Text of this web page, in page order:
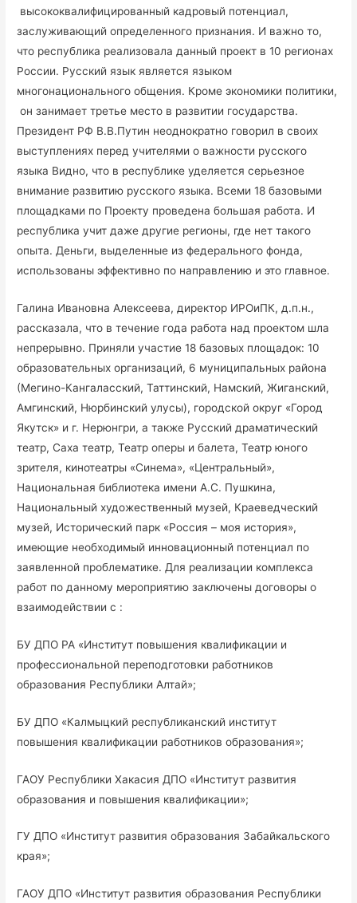
высококвалифицированный кадровый потенциал,
заслуживающий определенного признания. И важно то,
что республика реализовала данный проект в 10 регионах
России. Русский язык является языком
многонационального общения. Кроме экономики политики,
он занимает третье место в развитии государства.
Президент РФ В.В.Путин неоднократно говорил в своих
выступлениях перед учителями о важности русского
языка Видно, что в республике уделяется серьезное
внимание развитию русского языка. Всеми 18 базовыми
площадками по Проекту проведена большая работа. И
республика учит даже другие регионы, где нет такого
опыта. Деньги, выделенные из федерального фонда,
использованы эффективно по направлению и это главное.
Галина Ивановна Алексеева, директор ИРОиПК, д.п.н.,
рассказала, что в течение года работа над проектом шла
непрерывно. Приняли участие 18 базовых площадок: 10
образовательных организаций, 6 муниципальных района
(Мегино-Кангаласский, Таттинский, Намский, Жиганский,
Амгинский, Нюрбинский улусы), городской округ «Город
Якутск» и г. Нерюнгри, а также Русский драматический
театр, Саха театр, Театр оперы и балета, Театр юного
зрителя, кинотеатры «Синема», «Центральный»,
Национальная библиотека имени А.С. Пушкина,
Национальный художественный музей, Краеведческий
музей, Исторический парк «Россия – моя история»,
имеющие необходимый инновационный потенциал по
заявленной проблематике. Для реализации комплекса
работ по данному мероприятию заключены договоры о
взаимодействии с :
БУ ДПО РА «Институт повышения квалификации и
профессиональной переподготовки работников
образования Республики Алтай»;
БУ ДПО «Калмыцкий республиканский институт
повышения квалификации работников образования»;
ГАОУ Республики Хакасия ДПО «Институт развития
образования и повышения квалификации»;
ГУ ДПО «Институт развития образования Забайкальского
края»;
ГАОУ ДПО «Институт развития образования Республики